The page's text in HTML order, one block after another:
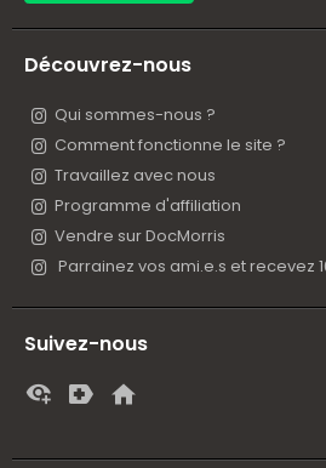
Découvrez-nous
Qui sommes-nous ?
Comment fonctionne le site ?
Travaillez avec nous
Programme d'affiliation
Vendre sur DocMorris
Parrainez vos ami.e.s et recevez
Suivez-nous